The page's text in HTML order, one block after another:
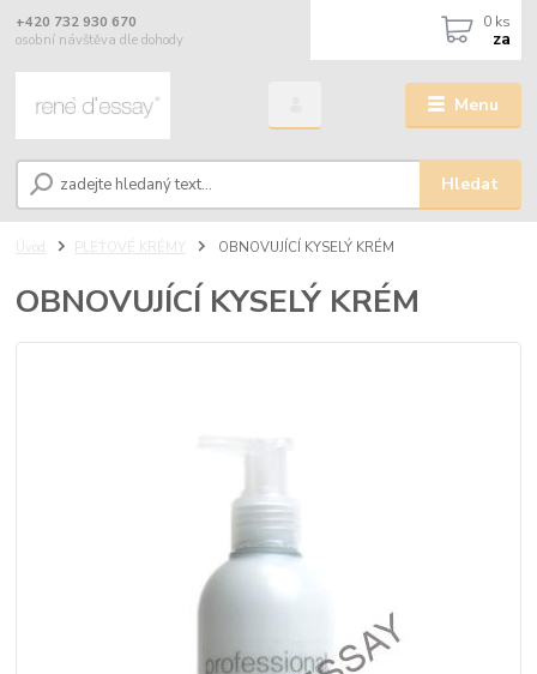
Menu
Hledat
+420 732 930 670
osobní návštěva dle dohody
0 ks
za
Úvod PLEŤOVÉ KRÉMY OBNOVUJÍCÍ KYSELÝ KRÉM
OBNOVUJÍCÍ KYSELÝ KRÉM